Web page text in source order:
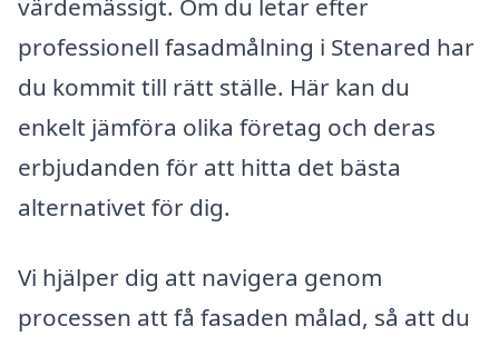
värdemässigt. Om du letar efter
professionell fasadmålning i Stenared har
du kommit till rätt ställe. Här kan du
enkelt jämföra olika företag och deras
erbjudanden för att hitta det bästa
alternativet för dig.
Vi hjälper dig att navigera genom
processen att få fasaden målad, så att du